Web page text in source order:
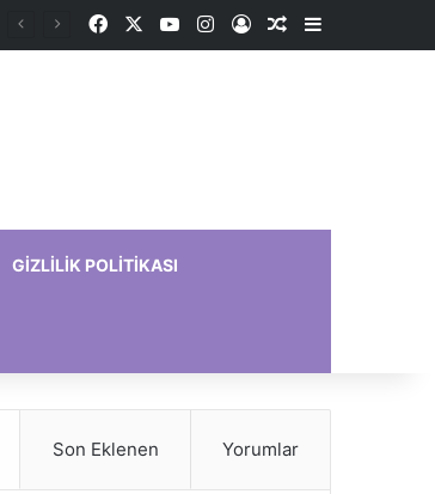
FacebookYouTubeInstagram
Kayıt OlRastgele Makale
Kenar
GIZLILIK POLITIKASI
Son Eklenen Yorumlar